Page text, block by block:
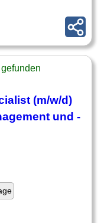
(m/w/d)
und -